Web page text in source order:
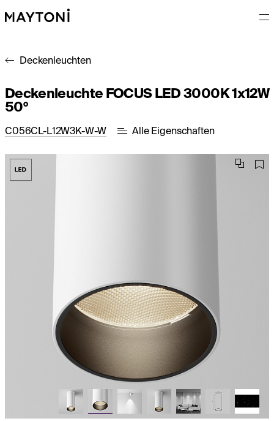
Deckenleuchten
Deckenleuchte FOCUS LED 3000K 1x12W
50°
C056CL-L12W3K-W-W Alle Eigenschaften